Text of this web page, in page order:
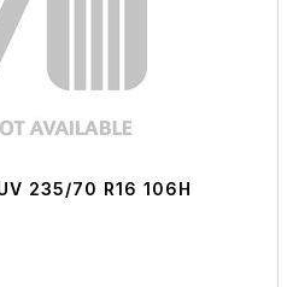
235/70 R16 106H